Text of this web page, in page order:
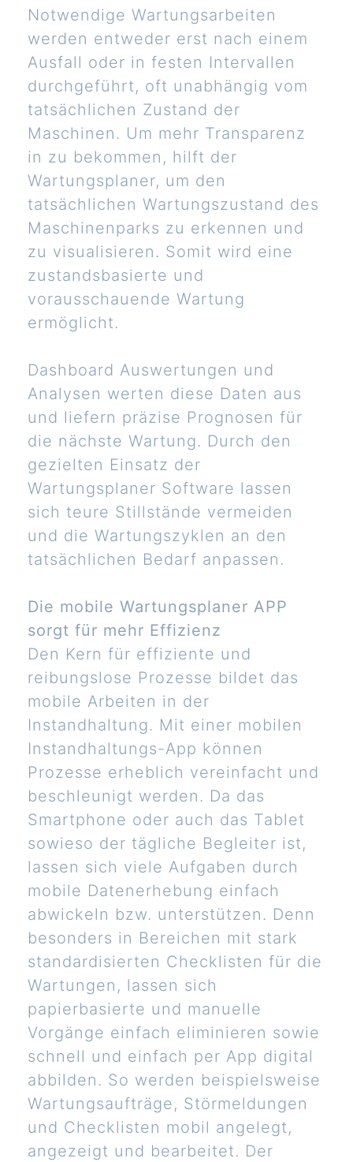
Notwendige Wartungsarbeiten
werden entweder erst nach einem
Ausfall oder in festen Intervallen
durchgeführt, oft unabhängig vom
tatsächlichen Zustand der
Maschinen. Um mehr Transparenz
in zu bekommen, hilft der
Wartungsplaner, um den
tatsächlichen Wartungszustand des
Maschinenparks zu erkennen und
zu visualisieren. Somit wird eine
zustandsbasierte und
vorausschauende Wartung
ermöglicht.
Dashboard Auswertungen und
Analysen werten diese Daten aus
und liefern präzise Prognosen für
die nächste Wartung. Durch den
gezielten Einsatz der
Wartungsplaner Software lassen
sich teure Stillstände vermeiden
und die Wartungszyklen an den
tatsächlichen Bedarf anpassen.
Die mobile Wartungsplaner APP
sorgt für mehr Effizienz
Den Kern für effiziente und
reibungslose Prozesse bildet das
mobile Arbeiten in der
Instandhaltung. Mit einer mobilen
Instandhaltungs-App können
Prozesse erheblich vereinfacht und
beschleunigt werden. Da das
Smartphone oder auch das Tablet
sowieso der tägliche Begleiter ist,
lassen sich viele Aufgaben durch
mobile Datenerhebung einfach
abwickeln bzw. unterstützen. Denn
besonders in Bereichen mit stark
standardisierten Checklisten für die
Wartungen, lassen sich
papierbasierte und manuelle
Vorgänge einfach eliminieren sowie
schnell und einfach per App digital
abbilden. So werden beispielsweise
Wartungsaufträge, Störmeldungen
und Checklisten mobil angelegt,
angezeigt und bearbeitet. Der